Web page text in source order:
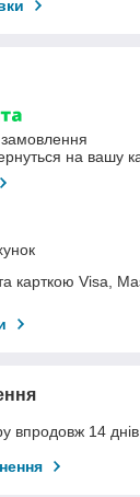
на вашу
карткою Visa,
впродовж 14